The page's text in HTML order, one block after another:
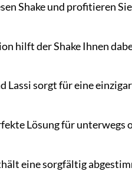
Shake und profitieren
hilft der Shake Ihnen
Lassi sorgt für eine
Lösung für unterwegs
eine sorgfältig